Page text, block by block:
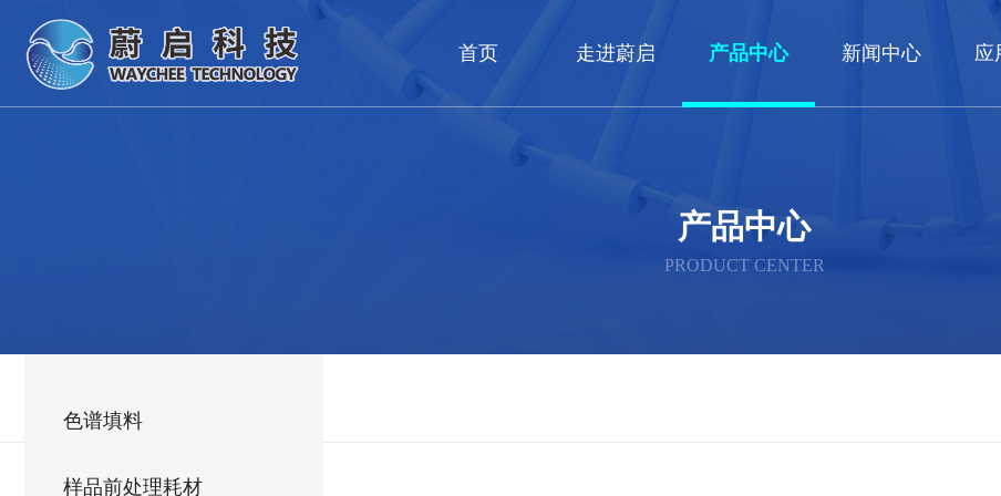
首页 走进蔚启 产品中心 新闻中心 应
产品中心
PRODUCT CENTER
色谱填料
样品前处理耗材